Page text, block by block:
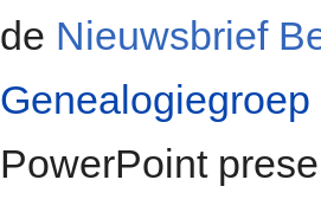
de Nieuwsbrief
Genealogiegroep
PowerPoint